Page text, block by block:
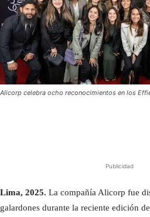
Alicorp celebra ocho reconocimientos en los
Publicidad
Lima, 2025. La compañía Alicorp fue
galardones durante la reciente edición